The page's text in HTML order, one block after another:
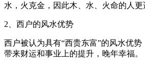
水，火克金，因此木、水、火命的人更
2、西户的风水优势
西户被认为具有“西贵东富”的风水优
带来财运和事业上的提升，晚年幸福。